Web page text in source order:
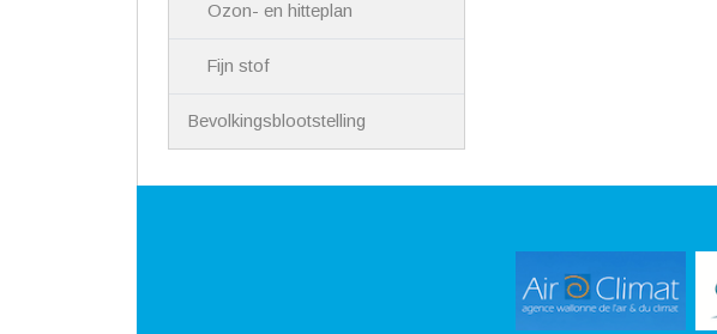
Ozon- en hitteplan
Fijn stof
Bevolkingsblootstelling